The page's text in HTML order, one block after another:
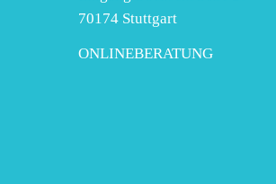
70174 Stuttgart
ONLINEBERATUNG